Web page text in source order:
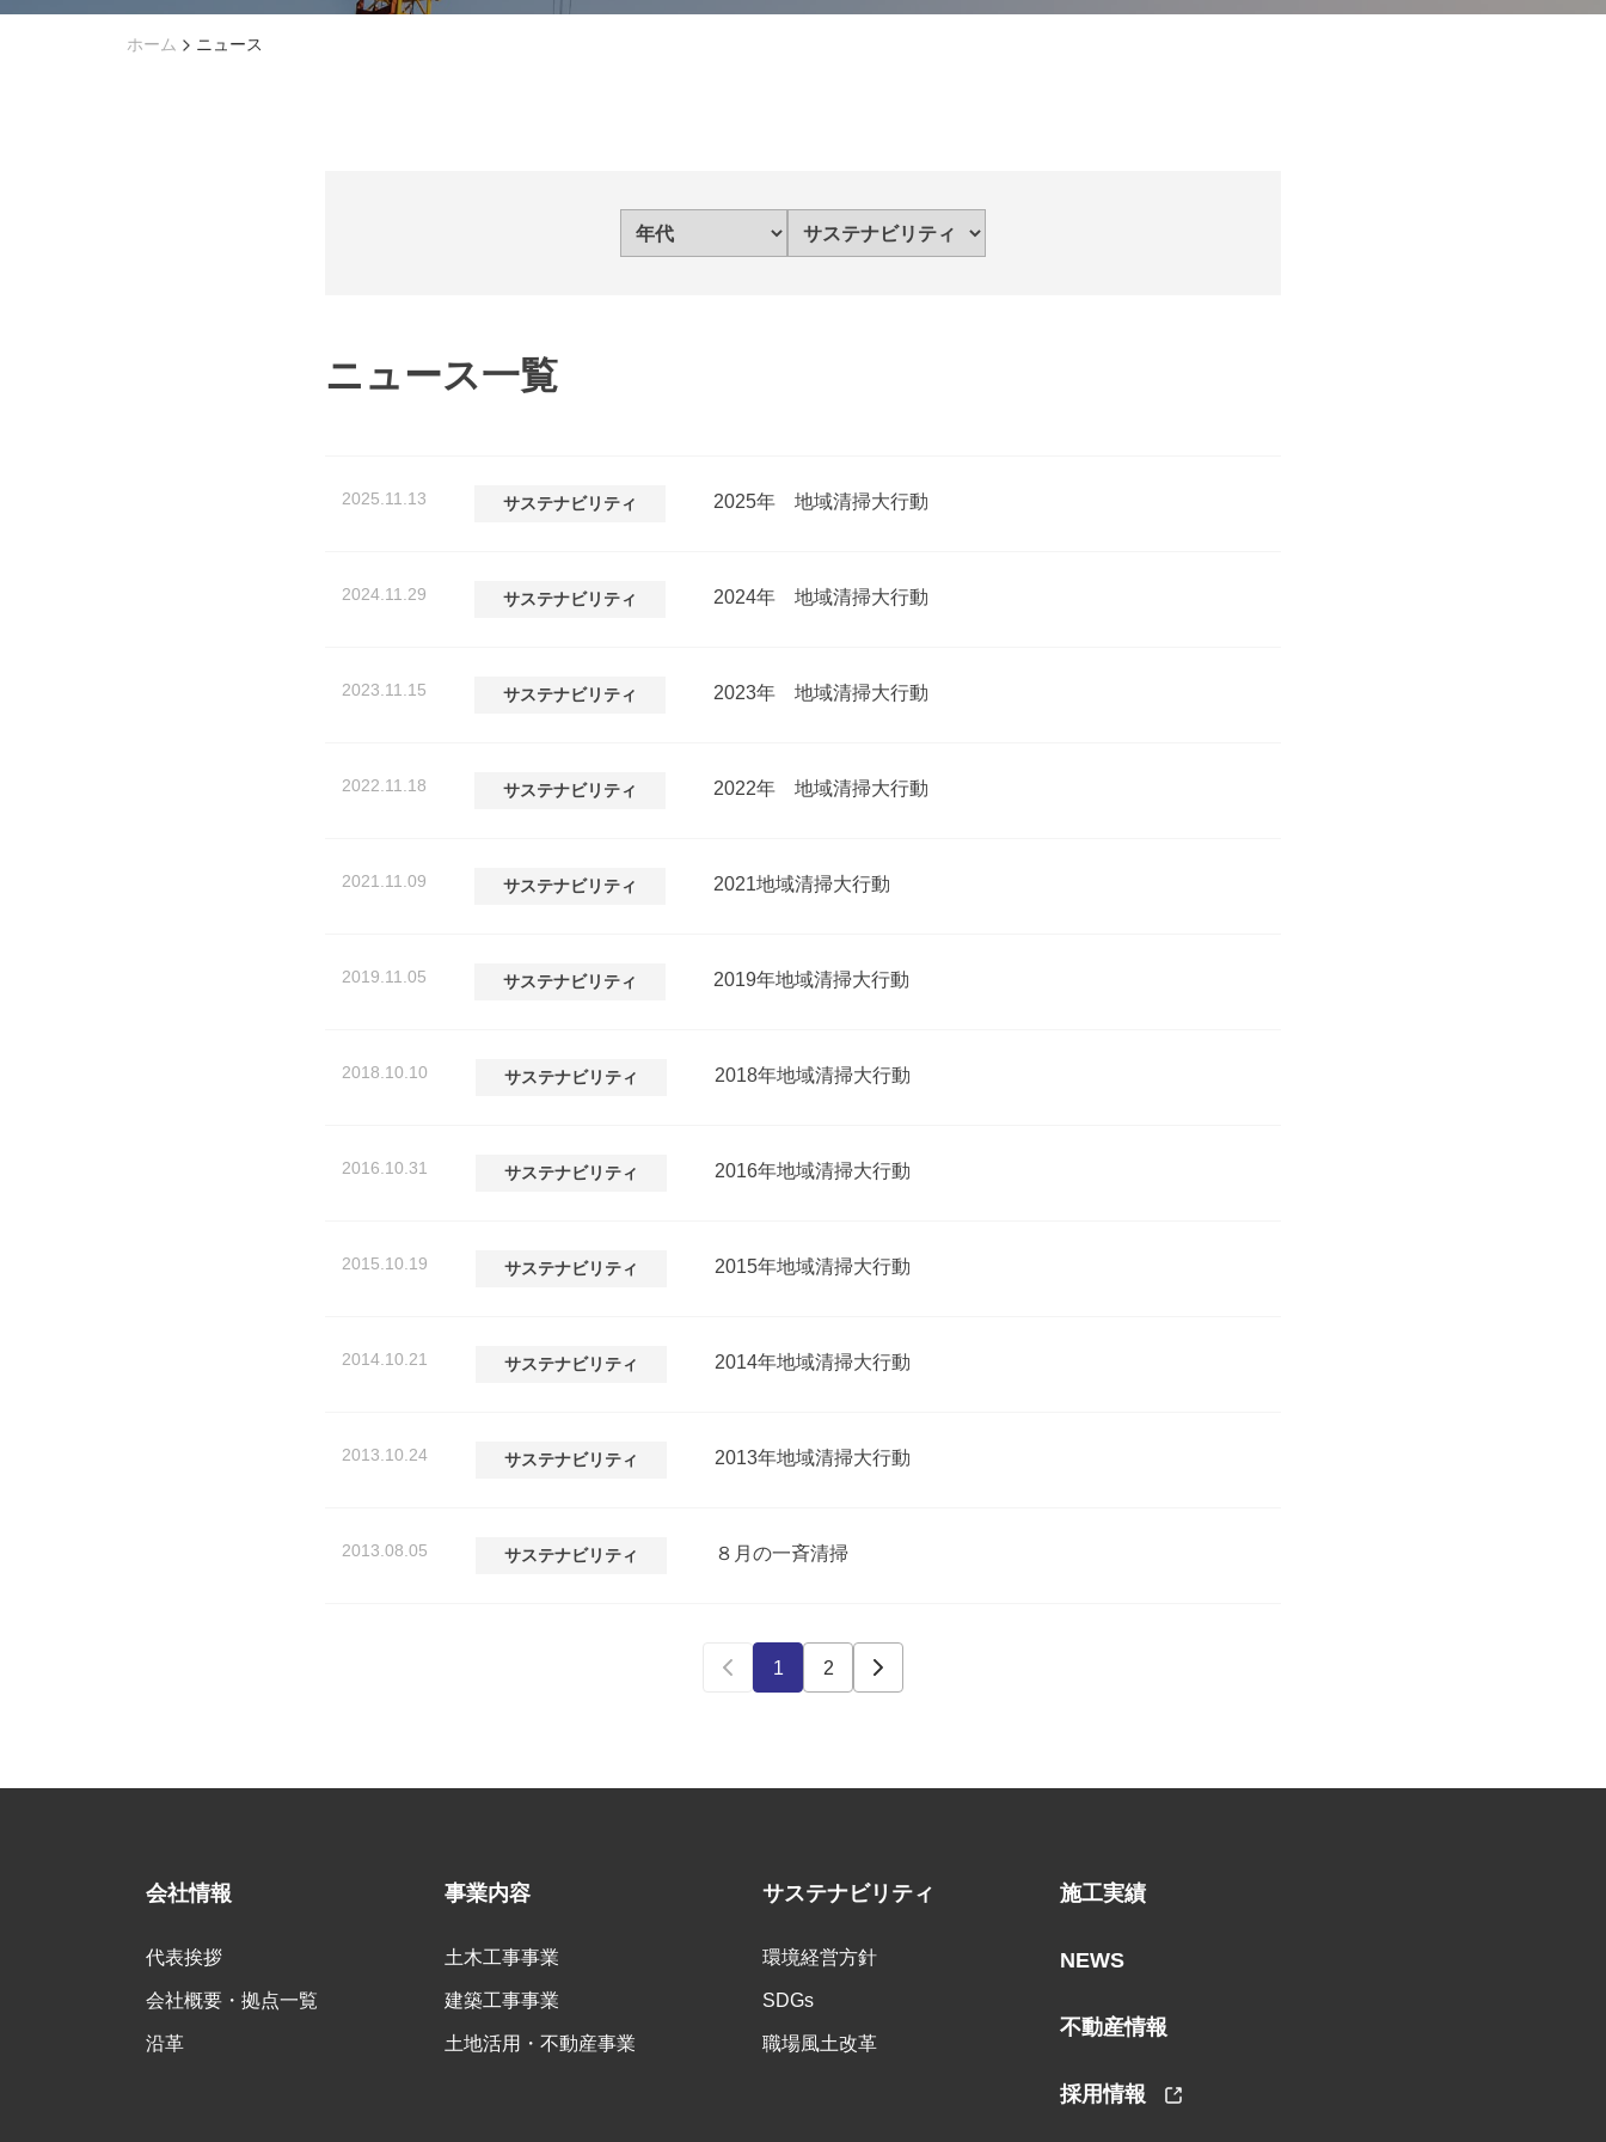
ホーム ニュース
ニュース一覧
2025.11.13 サステナビリティ 2025年 地域清掃大行動
2024.11.29 サステナビリティ 2024年 地域清掃大行動
2023.11.15 サステナビリティ 2023年 地域清掃大行動
2022.11.18 サステナビリティ 2022年 地域清掃大行動
2021.11.09 サステナビリティ 2021地域清掃大行動
2019.11.05 サステナビリティ 2019年地域清掃大行動
2018.10.10 サステナビリティ 2018年地域清掃大行動
2016.10.31 サステナビリティ 2016年地域清掃大行動
2015.10.19 サステナビリティ 2015年地域清掃大行動
2014.10.21 サステナビリティ 2014年地域清掃大行動
2013.10.24 サステナビリティ 2013年地域清掃大行動
2013.08.05 サステナビリティ ８月の一斉清掃
1 2
会社情報
代表挨拶
会社概要・拠点一覧
沿革
事業内容
土木工事事業
建築工事事業
土地活用・不動産事業
サステナビリティ
環境経営方針
SDGs
職場風土改革
施工実績
NEWS
不動産情報
採用情報